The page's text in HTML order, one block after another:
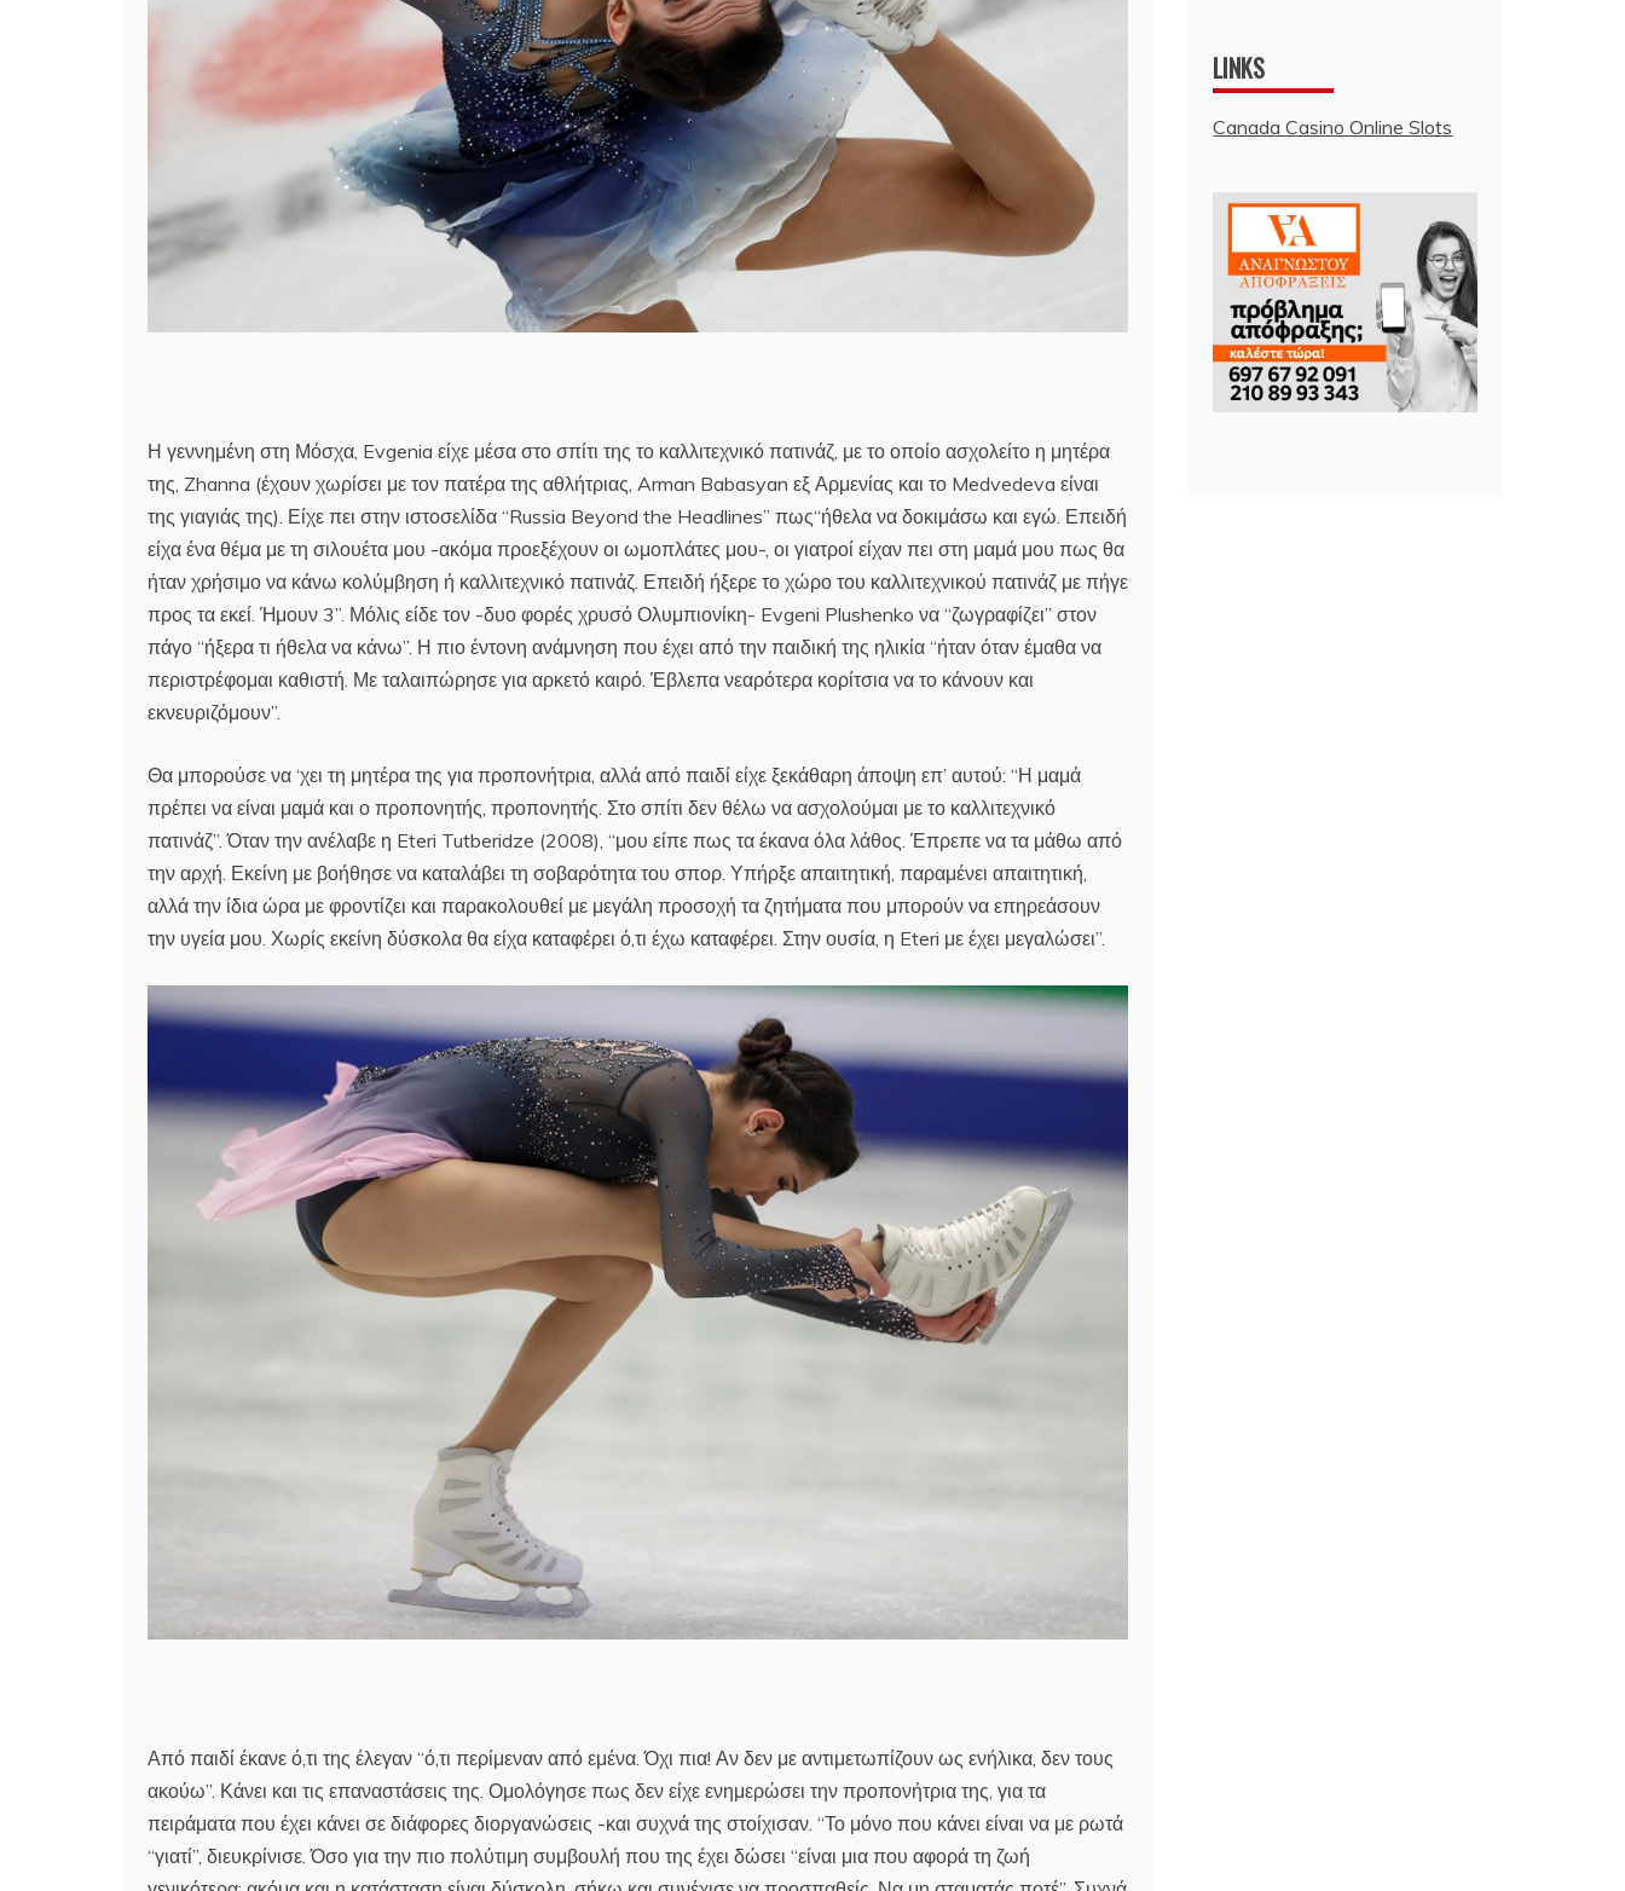
Η γεννημένη στη Μόσχα, Evgenia είχε μέσα στο σπίτι της το καλλιτεχνικό πατινάζ, με το οποίο ασχολείτο η μητέρα
της, Zhanna (έχουν χωρίσει με τον πατέρα της αθλήτριας, Arman Babasyan εξ Αρμενίας και το Medvedeva είναι
της γιαγιάς της). Είχε πει στην ιστοσελίδα “Russia Beyond the Headlines” πως“ήθελα να δοκιμάσω και εγώ. Επειδή
είχα ένα θέμα με τη σιλουέτα μου -ακόμα προεξέχουν οι ωμοπλάτες μου-, οι γιατροί είχαν πει στη μαμά μου πως θα
ήταν χρήσιμο να κάνω κολύμβηση ή καλλιτεχνικό πατινάζ. Επειδή ήξερε το χώρο του καλλιτεχνικού πατινάζ με πήγε
προς τα εκεί. Ήμουν 3”. Μόλις είδε τον -δυο φορές χρυσό Ολυμπιονίκη- Evgeni Plushenko να “ζωγραφίζει” στον
πάγο “ήξερα τι ήθελα να κάνω”. Η πιο έντονη ανάμνηση που έχει από την παιδική της ηλικία “ήταν όταν έμαθα να
περιστρέφομαι καθιστή. Με ταλαιπώρησε για αρκετό καιρό. Έβλεπα νεαρότερα κορίτσια να το κάνουν και
εκνευριζόμουν”.
Θα μπορούσε να ‘χει τη μητέρα της για προπονήτρια, αλλά από παιδί είχε ξεκάθαρη άποψη επ’ αυτού: “Η μαμά
πρέπει να είναι μαμά και ο προπονητής, προπονητής. Στο σπίτι δεν θέλω να ασχολούμαι με το καλλιτεχνικό
πατινάζ”. Όταν την ανέλαβε η Eteri Tutberidze (2008), “μου είπε πως τα έκανα όλα λάθος. Έπρεπε να τα μάθω από
την αρχή. Εκείνη με βοήθησε να καταλάβει τη σοβαρότητα του σπορ. Υπήρξε απαιτητική, παραμένει απαιτητική,
αλλά την ίδια ώρα με φροντίζει και παρακολουθεί με μεγάλη προσοχή τα ζητήματα που μπορούν να επηρεάσουν
την υγεία μου. Χωρίς εκείνη δύσκολα θα είχα καταφέρει ό,τι έχω καταφέρει. Στην ουσία, η Eteri με έχει μεγαλώσει”.
Από παιδί έκανε ό,τι της έλεγαν “ό,τι περίμεναν από εμένα. Όχι πια! Αν δεν με αντιμετωπίζουν ως ενήλικα, δεν τους
ακούω”. Κάνει και τις επαναστάσεις της. Ομολόγησε πως δεν είχε ενημερώσει την προπονήτρια της, για τα
πειράματα που έχει κάνει σε διάφορες διοργανώσεις -και συχνά της στοίχισαν. “Το μόνο που κάνει είναι να με ρωτά
“γιατί”, διευκρίνισε. Όσο για την πιο πολύτιμη συμβουλή που της έχει δώσει “είναι μια που αφορά τη ζωή
LINKS
Canada Casino Online Slots